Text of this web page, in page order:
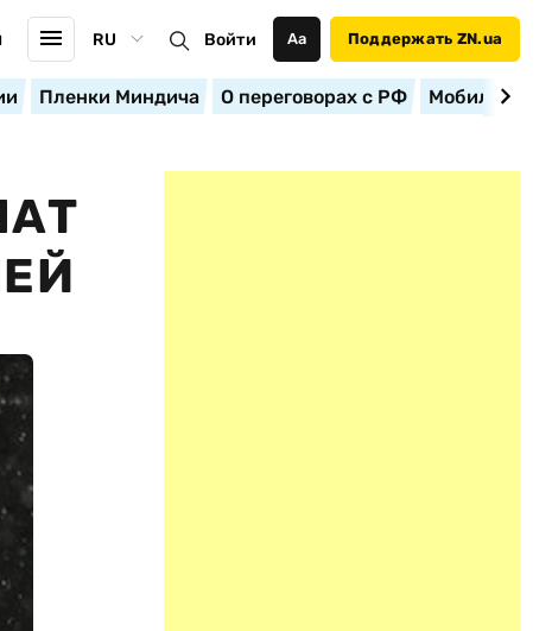
RU Войти Аа Поддержать ZN.ua
Пленки Миндича О переговорах с РФ